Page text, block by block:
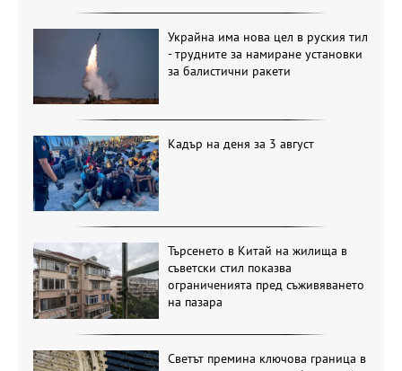
Украйна има нова цел в руския тил
- трудните за намиране установки
за балистични ракети
Кадър на деня за 3 август
Търсенето в Китай на жилища в
съветски стил показва
ограниченията пред съживяването
на пазара
Светът премина ключова граница в